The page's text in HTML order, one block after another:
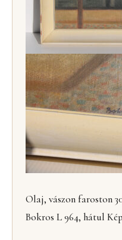
Olaj, vászon faroston
Bokros L 964, hátul